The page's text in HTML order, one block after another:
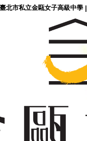
臺北市私立金甌女子高級中學|